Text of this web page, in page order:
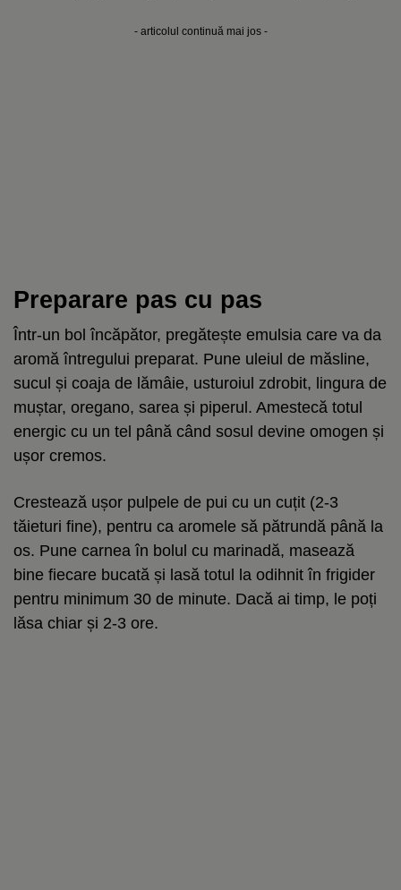
- articolul continuă mai jos -
Preparare pas cu pas
Într-un bol încăpător, pregătește emulsia care va da
aromă întregului preparat. Pune uleiul de măsline,
sucul și coaja de lămâie, usturoiul zdrobit, lingura de
muștar, oregano, sarea și piperul. Amestecă totul
energic cu un tel până când sosul devine omogen și
ușor cremos.
Crestează ușor pulpele de pui cu un cuțit (2-3
tăieturi fine), pentru ca aromele să pătrundă până la
os. Pune carnea în bolul cu marinadă, masează
bine fiecare bucată și lasă totul la odihnit în frigider
pentru minimum 30 de minute. Dacă ai timp, le poți
lăsa chiar și 2-3 ore.